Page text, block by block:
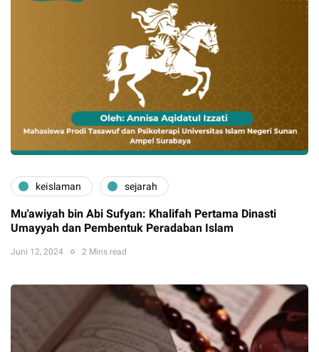
keislaman sejarah
Mu'awiyah bin Abi Sufyan: Khalifah Pertama Dinasti
Umayyah dan Pembentuk Peradaban Islam
Juni 12, 2024 2 Mins read